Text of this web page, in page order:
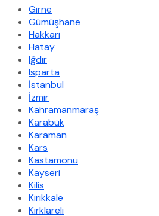
Girne
Gümüşhane
Hakkari
Hatay
Iğdır
Isparta
İstanbul
İzmir
Kahramanmaraş
Karabük
Karaman
Kars
Kastamonu
Kayseri
Kilis
Kırıkkale
Kırklareli